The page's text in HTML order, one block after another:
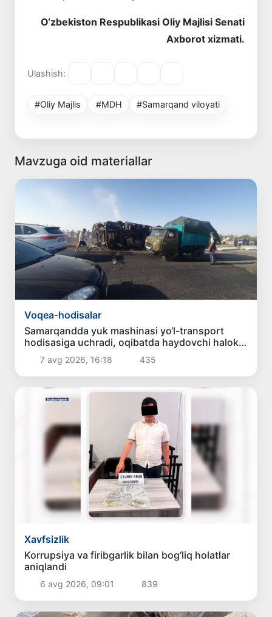
O‘zbekiston Respublikasi Oliy Majlisi Senati
Axborot xizmati.
Ulashish:
#Oliy Majlis #MDH #Samarqand viloyati
Mavzuga oid materiallar
Voqea-hodisalar
Samarqandda yuk mashinasi yo‘l-transport
hodisasiga uchradi, oqibatda haydovchi halok
bo‘ldi7 avg 2026, 16:18 435
Xavfsizlik
Korrupsiya va firibgarlik bilan bog‘liq holatlar
aniqlandi
6 avg 2026, 09:01 839